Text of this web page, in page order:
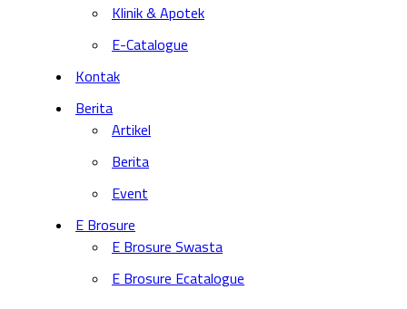
Klinik & Apotek
E-Catalogue
Kontak
Berita
Artikel
Berita
Event
E Brosure
E Brosure Swasta
E Brosure Ecatalogue